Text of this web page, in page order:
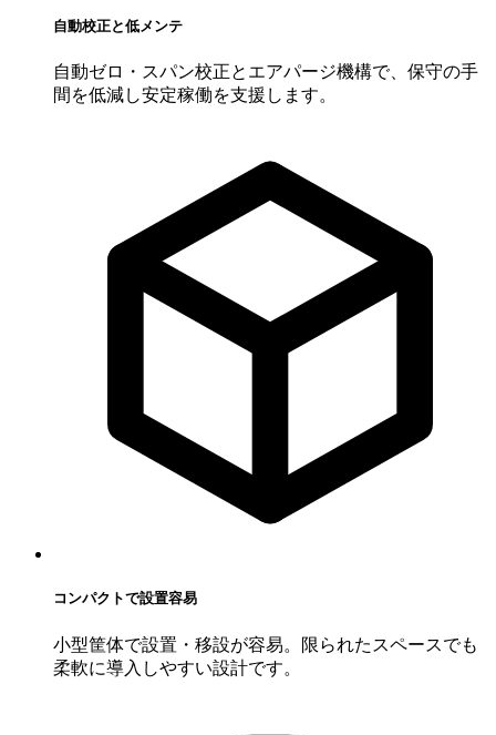
自動校正と低メンテ
自動ゼロ・スパン校正とエアパージ機構で、保守の手
間を低減し安定稼働を支援します。
コンパクトで設置容易
小型筐体で設置・移設が容易。限られたスペースでも
柔軟に導入しやすい設計です。